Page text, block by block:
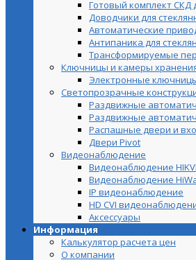
Готовый комплект СКД
Доводчики для
Автоматические
Антипаника для
Трансформируемые
Ключницы и камеры
Электронные
Светопрозрачные
Раздвижные
Раздвижные
Распашные двери и
Двери Pivot
Видеонаблюдение
Видеонаблюдение
Видеонаблюдение
IP видеонаблюдение
HD CVI
Аксессуары
Информация
Калькулятор расчета цен
О компании